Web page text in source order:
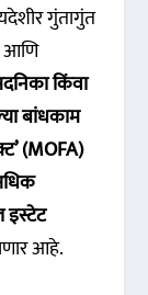
गुंतागुंत
आणि
किंवा
बांधकाम
(MOFA)
इस्टेट
आहे.